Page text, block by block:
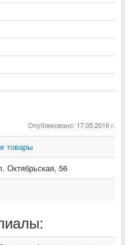
Опубликовано: 17.05.2016 г.
товары
Октябрьская, 56